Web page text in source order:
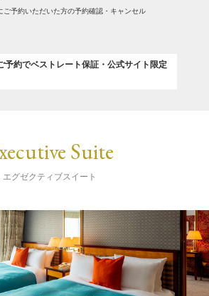
予約いただいた方の予約確認・キャンセル
予約でベストレート保証・公式サイト限定
Suite
エグゼクティブスイート